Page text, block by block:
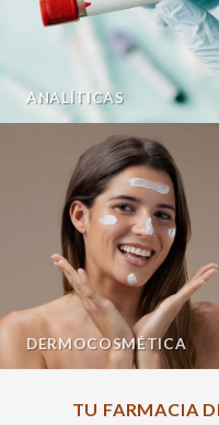
ANALÍTICAS
DERMOCOSMÉTICA
TU FARMACIA